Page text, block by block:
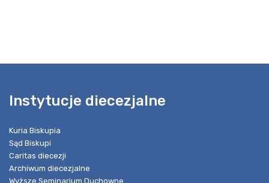
Instytucje diecezjalne
Kuria Biskupia
Sąd Biskupi
Caritas diecezji
Archiwum diecezjalne
Wyższe Seminarium Duchowne